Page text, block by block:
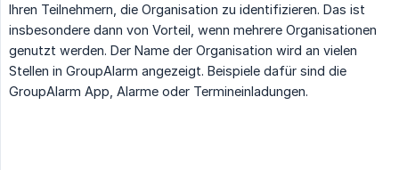
Ihren Teilnehmern, die Organisation zu identifizieren. Das ist
insbesondere dann von Vorteil, wenn mehrere Organisationen
genutzt werden. Der Name der Organisation wird an vielen
Stellen in GroupAlarm angezeigt. Beispiele dafür sind die
GroupAlarm App, Alarme oder Termineinladungen.